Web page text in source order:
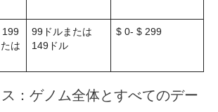
199
は
99ドルまたは
149ドル
$ 0- $ 299
：ゲノム全体とすべてのデー